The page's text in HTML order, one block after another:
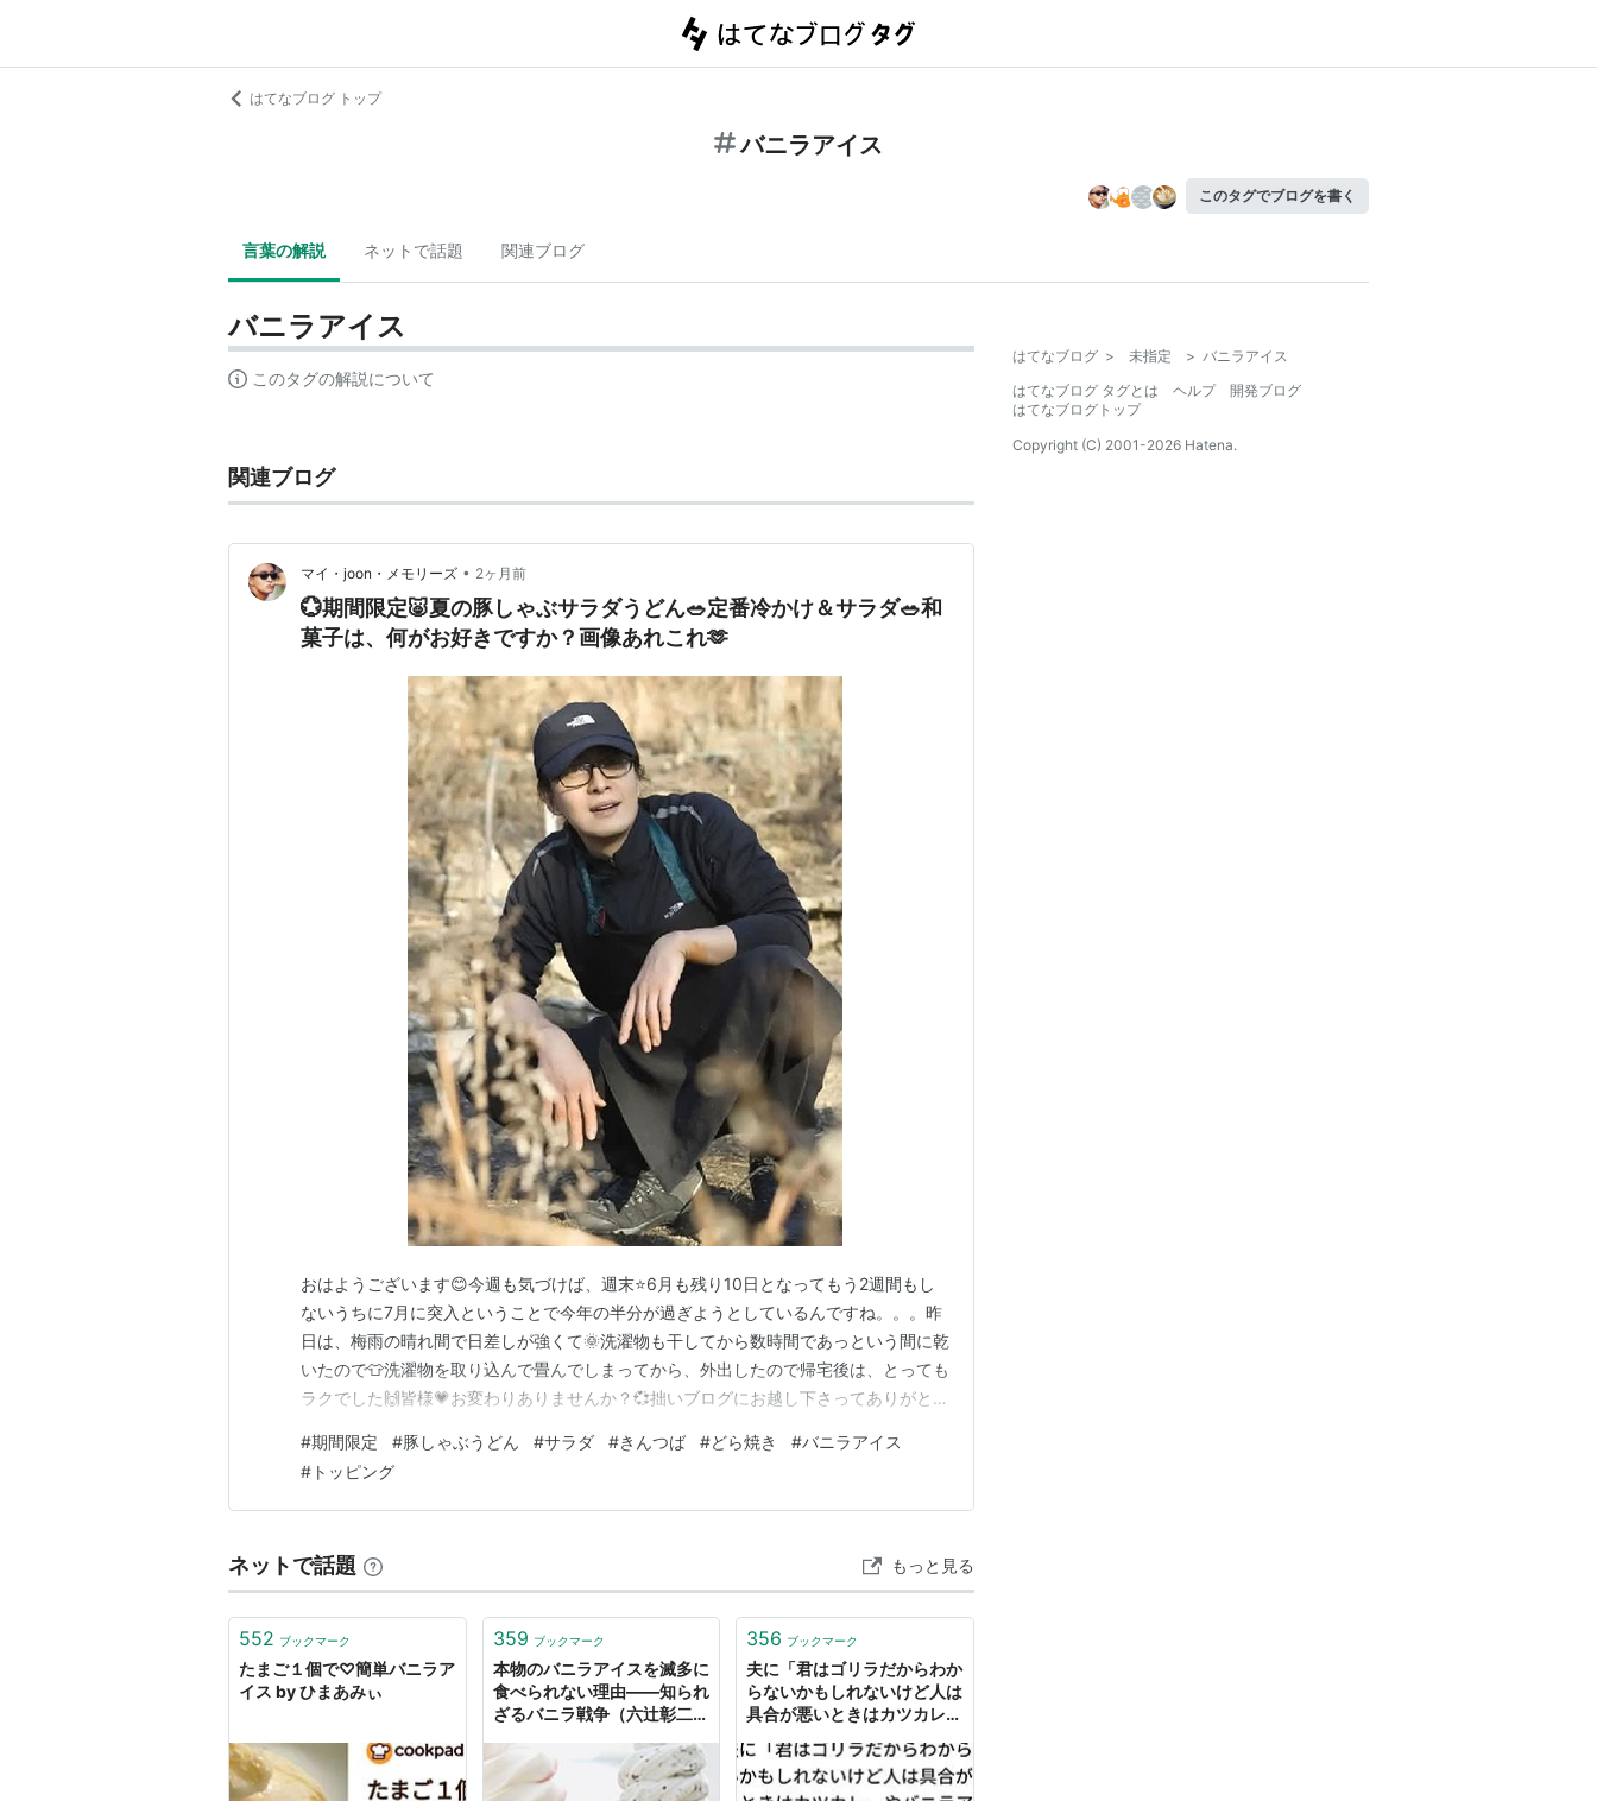
はてなブログ トップ
バニラアイス
このタグでブログを書く
言葉の解説 ネットで話題 関連ブログ
バニラアイス
このタグの解説について
関連ブログ
マイ・joon・メモリーズ • 2ヶ月前
💮期間限定🐷夏の豚しゃぶサラダうどん🥗定番冷かけ＆サラダ🥗和
菓子は、何がお好きですか？画像あれこれ🫶
おはようございます😊今週も気づけば、週末⭐6月も残り10日となってもう2週間もし
ないうちに7月に突入ということで今年の半分が過ぎようとしているんですね。。。昨
日は、梅雨の晴れ間で日差しが強くて🌞洗濯物も干してから数時間であっという間に乾
いたので👕洗濯物を取り込んで畳んでしまってから、外出したので帰宅後は、とっても
ラクでした🙌皆様💗お変わりありませんか？💞拙いブログにお越し下さってありがとう
須の夏の暑さだったので冷し系の麺が食べたいなぁ・・と思いながら少し前から夏の季
節限定メニューが気になっていたのでちょっと早めの…
#期間限定 #豚しゃぶうどん #サラダ #きんつば #どら焼き #バニラアイス
# トッピング
ネットで話題 もっと見る
552 ブックマーク
たまご１個で♡簡単バニラア
イス by ひまあみぃ
359 ブックマーク
本物のバニラアイスを滅多に
食べられない理由――知られ
ざるバニラ戦争（六辻彰二）
ュース
356 ブックマーク
夫に「君はゴリラだからわか
らないかもしれないけど人は
具合が悪いときはカツカレー
ないんだよ」って言われてび
っくりした
はてなブログ > 未指定 > バニラアイス
はてなブログ タグとは
ヘルプ
開発ブログ
はてなブログトップ
Copyright (C) 2001-2026 Hatena.